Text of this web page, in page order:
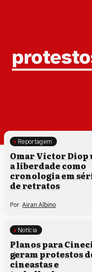
Tag:
Processos artísticos
Reportagem
Omar Victor Diop
a liberdade como
cronologia em
de retratos
Por Airan Albino
Notícia
Planos para
geram protestos
cineastas e